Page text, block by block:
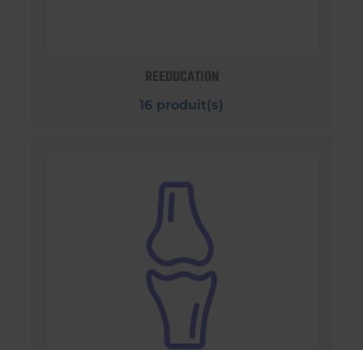
REEDUCATION
16 produit(s)